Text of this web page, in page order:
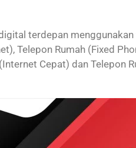
terdepan
Telepon Rumah (Fixed
Cepat) dan Telepon